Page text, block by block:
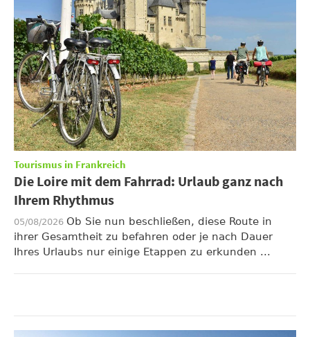
Tourismus in Frankreich
Die Loire mit dem Fahrrad: Urlaub ganz nach
Ihrem Rhythmus
05/08/2026 Ob Sie nun beschließen, diese Route in
ihrer Gesamtheit zu befahren oder je nach Dauer
Ihres Urlaubs nur einige Etappen zu erkunden ...